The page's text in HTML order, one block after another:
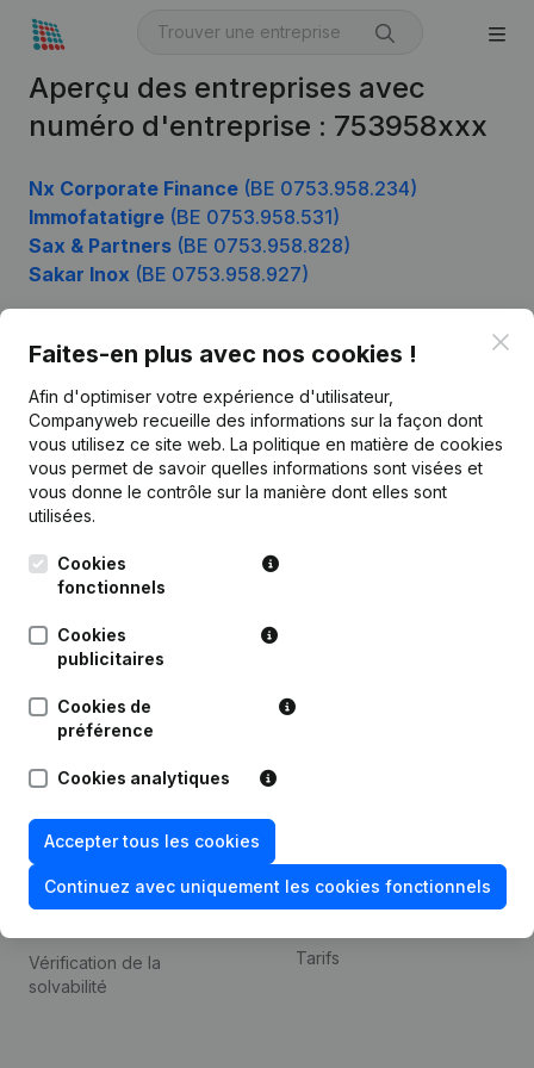
Aperçu des entreprises avec
numéro d'entreprise : 753958xxx
Nx Corporate Finance (BE 0753.958.234)
Immofatatigre (BE 0753.958.531)
Sax & Partners (BE 0753.958.828)
Sakar Inox (BE 0753.958.927)
Faites-en plus avec nos cookies !
Afin d'optimiser votre expérience d'utilisateur,
Companyweb recueille des informations sur la façon dont
vous utilisez ce site web. La politique en matière de cookies
vous permet de savoir quelles informations sont visées et
vous donne le contrôle sur la manière dont elles sont
utilisées.
Cookies
fonctionnels
Cookies
publicitaires
Cookies de
préférence
Cookies analytiques
Accepter tous les cookies
Continuez avec uniquement les cookies fonctionnels
Français
Leuvensesteenweg
248D,
Produit
Informations d’entreprise
Monitoring
Recherche internationale
Thème
de la fraude
Consulter des comptes
annuels
Recherche de numéro de
Vérification de la
solvabilité
Contact
Tarifs